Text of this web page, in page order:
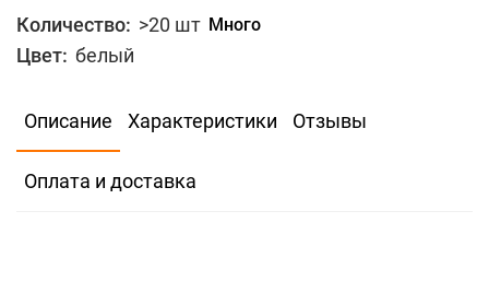
Количество: >20 шт Много
Цвет: белый
209 Скидка для юр.лиц
Описание Характеристики Отзывы
Оплата и доставка